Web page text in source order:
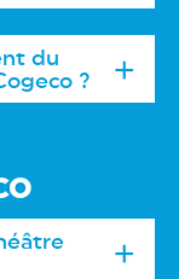
réservation
du
?